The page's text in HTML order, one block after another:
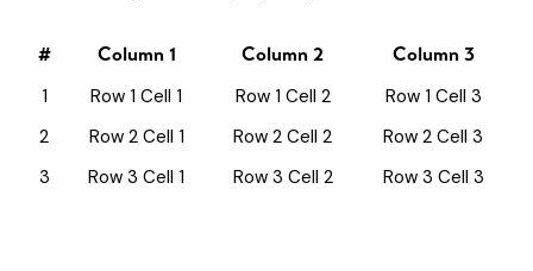
# Column 1 Column 2 Column 3
1 Row 1 Cell 1 Row 1 Cell 2
Row 1 Cell 3
2
Row 2 Cell 1 Row 2 Cell 2
Row 2 Cell 3
3
Row 3 Cell 1 Row 3 Cell 2 Row 3 Cell 3